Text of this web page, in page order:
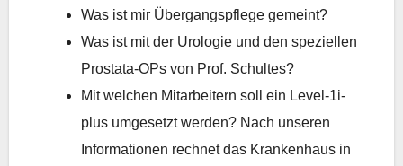
Was ist mir Übergangspflege gemeint?
Was ist mit der Urologie und den speziellen
Prostata-OPs von Prof. Schultes?
Mit welchen Mitarbeitern soll ein Level-1i-
plus umgesetzt werden? Nach unseren
Informationen rechnet das Krankenhaus in